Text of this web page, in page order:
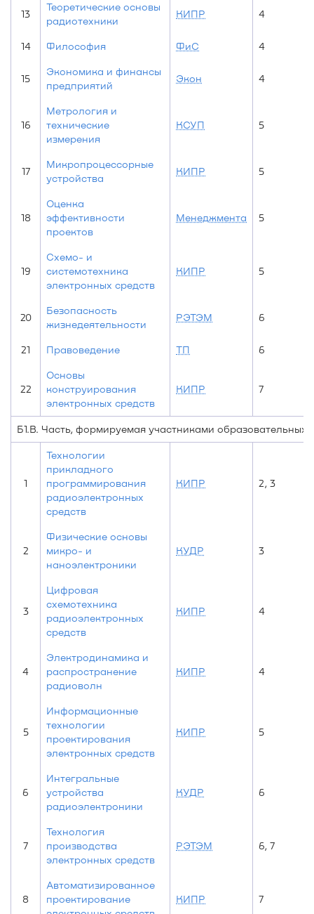
13
Теоретические основы
радиотехники
КИПР 4
14 Философия ФиС 4
15
Экономика и финансы
предприятий
Экон 4
16
Метрология и
технические
измерения
КСУП 5
17
Микропроцессорные
устройства
КИПР 5
18
Оценка
эффективности
проектов
Менеджмента 5
19
Схемо- и
системотехника
электронных средств
КИПР 5
20
Безопасность
жизнедеятельности
РЭТЭМ 6
21 Правоведение ТП 6
22
Основы
конструирования
электронных средств
КИПР 7
Б1.В. Часть, формируемая участниками образовательных
1
Технологии
прикладного
программирования
радиоэлектронных
средств
КИПР 2, 3
2
Физические основы
микро- и
наноэлектроники
КУДР 3
3
Цифровая
схемотехника
радиоэлектронных
средств
КИПР 4
4
Электродинамика и
распространение
радиоволн
КИПР 4
5
Информационные
технологии
проектирования
электронных средств
КИПР 5
6
Интегральные
устройства
радиоэлектроники
КУДР 6
7
Технология
производства
электронных средств
РЭТЭМ 6, 7
8
Автоматизированное
проектирование
КИПР 7